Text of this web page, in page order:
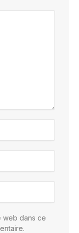
web dans ce